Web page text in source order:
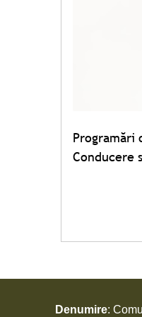
Programări
Conducere
Denumire: